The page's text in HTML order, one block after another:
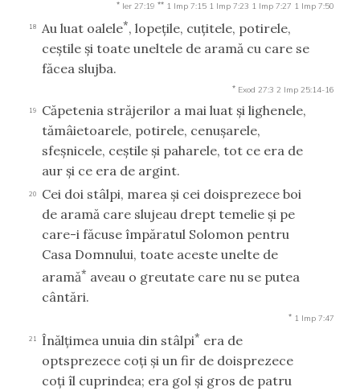
* Ier 27:19 ** 1 Imp 7:15 1 Imp 7:23 1 Imp 7:27 1 Imp 7:50
18 Au luat oalele*, lopeţile, cuţitele, potirele,
ceştile şi toate uneltele de aramă cu care se
făcea slujba.
* Exod 27:3 2 Imp 25:14-16
19
Căpetenia străjerilor a mai luat şi lighenele,
tămâietoarele, potirele, cenuşarele,
sfeşnicele, ceştile şi paharele, tot ce era de
aur şi ce era de argint.
20
Cei doi stâlpi, marea şi cei doisprezece boi
de aramă care slujeau drept temelie şi pe
care-i făcuse împăratul Solomon pentru
Casa Domnului, toate aceste unelte de
aramă* aveau o greutate care nu se putea
cântări.
* 1 Imp 7:47
21 Înălţimea unuia din stâlpi* era de
optsprezece coţi şi un fir de doisprezece
coţi îl cuprindea; era gol şi gros de patru